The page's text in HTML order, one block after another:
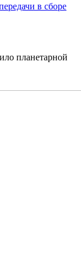
в сборе
планетарной